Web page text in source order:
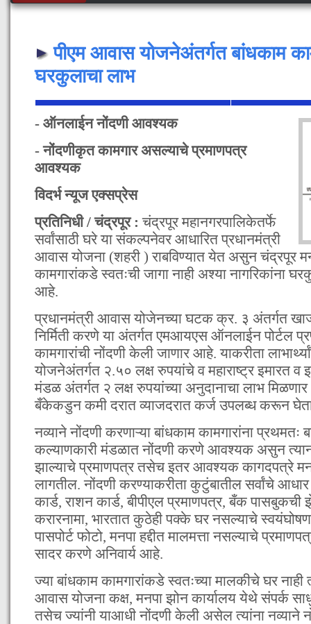
पीएम आवास योजनेअंतर्गत बांधकाम
घरकुलाचा लाभ
- ऑनलाईन नोंदणी आवश्यक
- नोंदणीकृत कामगार असल्याचे प्रमाणपत्र
आवश्यक
विदर्भ न्यूज एक्सप्रेस
प्रतिनिधी / चंद्रपूर :चंद्रपूर महानगरपालिकेतर्फे
सर्वांसाठी घरे या संकल्पनेवर आधारित प्रधानमंत्री
आवास योजना (शहरी ) राबविण्यात येत असुन चंद्रपूर
कामगारांकडे स्वतःची जागा नाही अश्या नागरिकांना
आहे.
प्रधानमंत्री आवास योजेनच्या घटक क्र. ३ अंतर्गत खाजगी
निर्मिती करणे या अंतर्गत एमआयएस ऑनलाईन पोर्टल
कामगारांची नोंदणी केली जाणार आहे. याकरीता
योजनेअंतर्गत २.५० लक्ष रुपयांचे व महाराष्ट्र इमारत व
मंडळ अंतर्गत २ लक्ष रुपयांच्या अनुदानाचा लाभ
बँकेकडुन कमी दरात व्याजदरात कर्ज उपलब्ध करून
नव्याने नोंदणी करणाऱ्या बांधकाम कामगारांना प्रथमतः
कल्याणकारी मंडळात नोंदणी करणे आवश्यक असुन
झाल्याचे प्रमाणपत्र तसेच इतर आवश्यक कागदपत्रे
लागतील. नोंदणी करण्याकरीता कुटुंबातील सर्वांचे
कार्ड, राशन कार्ड, बीपीएल प्रमाणपत्र, बँक
करारनामा, भारतात कुठेही पक्के घर नसल्याचे
पासपोर्ट फोटो, मनपा हद्दीत मालमत्ता नसल्याचे
सादर करणे अनिवार्य आहे.
ज्या बांधकाम कामगारांकडे स्वतःच्या मालकीचे घर नाही
आवास योजना कक्ष, मनपा झोन कार्यालय येथे संपर्क
तसेच ज्यांनी याआधी नोंदणी केली असेल त्यांना नव्याने